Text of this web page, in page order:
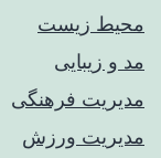
محیط زیست
مد و زیبایی
مدیریت فرهنگی
مدیریت ورزش